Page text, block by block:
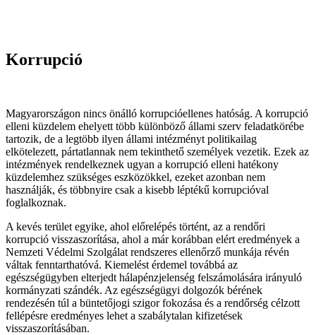
Korrupció
Magyarországon nincs önálló korrupcióellenes hatóság. A korrupció
elleni küzdelem ehelyett több különböző állami szerv feladatkörébe
tartozik, de a legtöbb ilyen állami intézményt politikailag
elkötelezett, pártatlannak nem tekinthető személyek vezetik. Ezek az
intézmények rendelkeznek ugyan a korrupció elleni hatékony
küzdelemhez szükséges eszközökkel, ezeket azonban nem
használják, és többnyire csak a kisebb léptékű korrupcióval
foglalkoznak.
A kevés terület egyike, ahol előrelépés történt, az a rendőri
korrupció visszaszorítása, ahol a már korábban elért eredmények a
Nemzeti Védelmi Szolgálat rendszeres ellenőrző munkája révén
váltak fenntarthatóvá. Kiemelést érdemel továbbá az
egészségügyben elterjedt hálapénzjelenség felszámolására irányuló
kormányzati szándék. Az egészségügyi dolgozók bérének
rendezésén túl a büntetőjogi szigor fokozása és a rendőrség célzott
fellépésre eredményes lehet a szabálytalan kifizetések
visszaszorításában.